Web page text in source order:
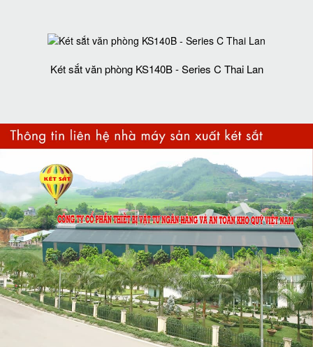
Két sắt văn phòng KS140B - Series C Thai Lan